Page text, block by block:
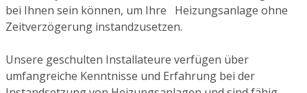
bei Ihnen sein können, um Ihre Heizungsanlage ohne
Zeitverzögerung instandzusetzen.
Unsere geschulten Installateure verfügen über
umfangreiche Kenntnisse und Erfahrung bei der